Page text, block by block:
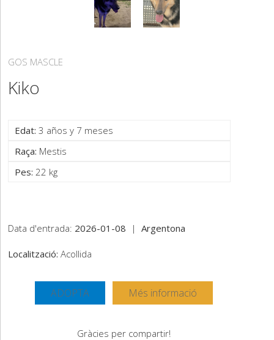
GOS MASCLE
Kiko
Edat: 3 años y 7 meses
Raça: Mestis
Pes: 22 kg
Data d'entrada: 2026-01-08 |Argentona
Localització: Acollida
ADOPTA Més informació
Gràcies per compartir!